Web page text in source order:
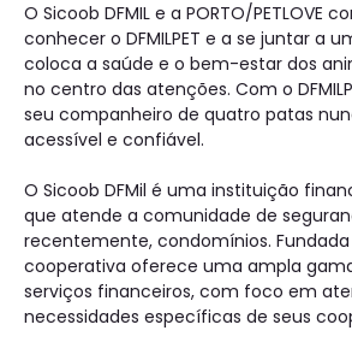
O Sicoob DFMIL e a PORTO/PETLOVE
conhecer o DFMILPET e a se juntar a
coloca a saúde e o bem-estar dos
no centro das atenções. Com o
seu companheiro de quatro patas
acessível e confiável.
O Sicoob DFMil é uma instituição
que atende a comunidade de
recentemente, condomínios. Fundada
cooperativa oferece uma ampla
serviços financeiros, com foco em
necessidades específicas de seus